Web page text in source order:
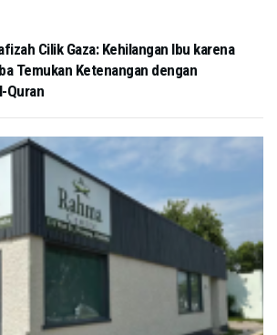
Cilik Gaza: Kehilangan Ibu karena
Temukan Ketenangan dengan
Quran